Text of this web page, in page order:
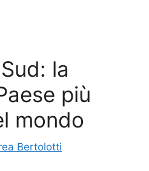
la
più
mondo
Bertolotti